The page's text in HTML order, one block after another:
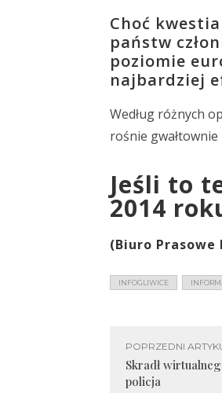
Choć
państw
poziomie
najbardziej
Według różnych
rośnie
Jeśli to
2014
(Biuro Prasowe
INFOGLIWICE
POPRZEDNI
Skradł
policja